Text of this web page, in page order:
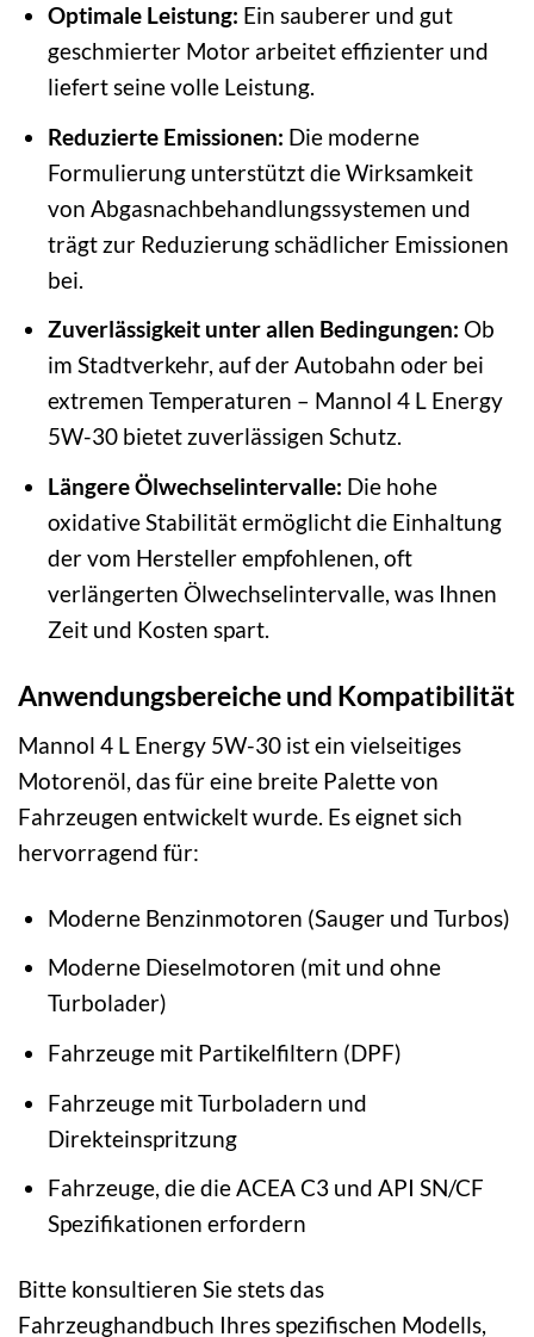
Optimale Leistung: Ein sauberer und gut
geschmierter Motor arbeitet effizienter und
liefert seine volle Leistung.
Reduzierte Emissionen: Die moderne
Formulierung unterstützt die Wirksamkeit
von Abgasnachbehandlungssystemen und
trägt zur Reduzierung schädlicher Emissionen
bei.
Zuverlässigkeit unter allen Bedingungen: Ob
im Stadtverkehr, auf der Autobahn oder bei
extremen Temperaturen – Mannol 4 L Energy
5W-30 bietet zuverlässigen Schutz.
Längere Ölwechselintervalle: Die hohe
oxidative Stabilität ermöglicht die Einhaltung
der vom Hersteller empfohlenen, oft
verlängerten Ölwechselintervalle, was Ihnen
Zeit und Kosten spart.
Anwendungsbereiche und Kompatibilität
Mannol 4 L Energy 5W-30 ist ein vielseitiges
Motorenöl, das für eine breite Palette von
Fahrzeugen entwickelt wurde. Es eignet sich
hervorragend für:
Moderne Benzinmotoren (Sauger und Turbos)
Moderne Dieselmotoren (mit und ohne
Turbolader)
Fahrzeuge mit Partikelfiltern (DPF)
Fahrzeuge mit Turboladern und
Direkteinspritzung
Fahrzeuge, die die ACEA C3 und API SN/CF
Spezifikationen erfordern
Bitte konsultieren Sie stets das
Fahrzeughandbuch Ihres spezifischen Modells,